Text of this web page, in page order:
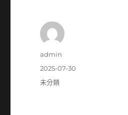
作
admin
發
佈
2025-07-30
分
未分類